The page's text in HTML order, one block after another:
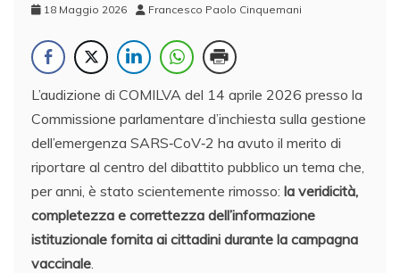
18 Maggio 2026 Francesco Paolo Cinquemani
L’audizione di COMILVA del 14 aprile 2026 presso la
Commissione parlamentare d’inchiesta sulla gestione
dell’emergenza SARS‑CoV‑2 ha avuto il merito di
riportare al centro del dibattito pubblico un tema che,
per anni, è stato scientemente rimosso: la veridicità,
completezza e correttezza dell’informazione
istituzionale fornita ai cittadini durante la campagna
vaccinale